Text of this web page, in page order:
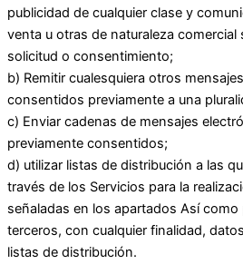
publicidad de cualquier clase y
venta u otras de naturaleza comercial
solicitud o consentimiento;
b) Remitir cualesquiera otros
consentidos previamente a una
c) Enviar cadenas de mensajes
previamente consentidos;
d) utilizar listas de distribución a las
través de los Servicios para la
señaladas en los apartados Así
terceros, con cualquier finalidad,
listas de distribución.